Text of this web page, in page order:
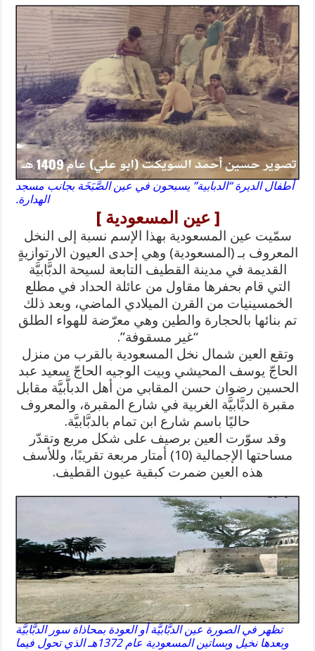
أطفال الديرة “الدبابية” يسبحون في عين الصَّبَخَة بجانب مسجد
الهدارة.
[ عين المسعودية ]
سمّيت عين المسعودية بهذا الإسم نسبة إلى النخل
المعروف بـ (المسعودية) وهي إحدى العيون الارتوازيةٍ
القديمة في مدينة القطيف التابعة لسيحة الدبَّابيَّة
التي قام بحفرها مقاول من عائلة الحداد في مطلع
الخمسينيات من القرن الميلادي الماضي، وبعد ذلك
تم بنائها بالحجارة والطين وهي معرّضة للهواء الطلق
“غير مسقوفة”.
وتقع العين شمال نخل المسعودية بالقرب من منزل
الحاجّ يوسف المحيشي وبيت الوجيه الحاجّ سعيد عبد
الحسين رضوان حسن المقابي من أهل الدباَّبيَّة مقابل
مقبرة الدبَّابيَّة الغربية في شارع المقبرة، والمعروف
حاليًا باسم شارع ابن تمام بالدبَّابيَّة.
وقد سوّرت العين برصيف على شكل مربع وتقدّر
مساحتها الإجمالية (10) أمتار مربعة تقريبًا، وللأسف
هذه العين ضمرت كبقية عيون القطيف.
تظهر في الصورة عين الدبَّابيَّة أو العودة بمحاذاة سور الدبَّابيَّة
وبعدها نخيل وبساتين المسعودية عام 1372هـ الذي تحول فيما